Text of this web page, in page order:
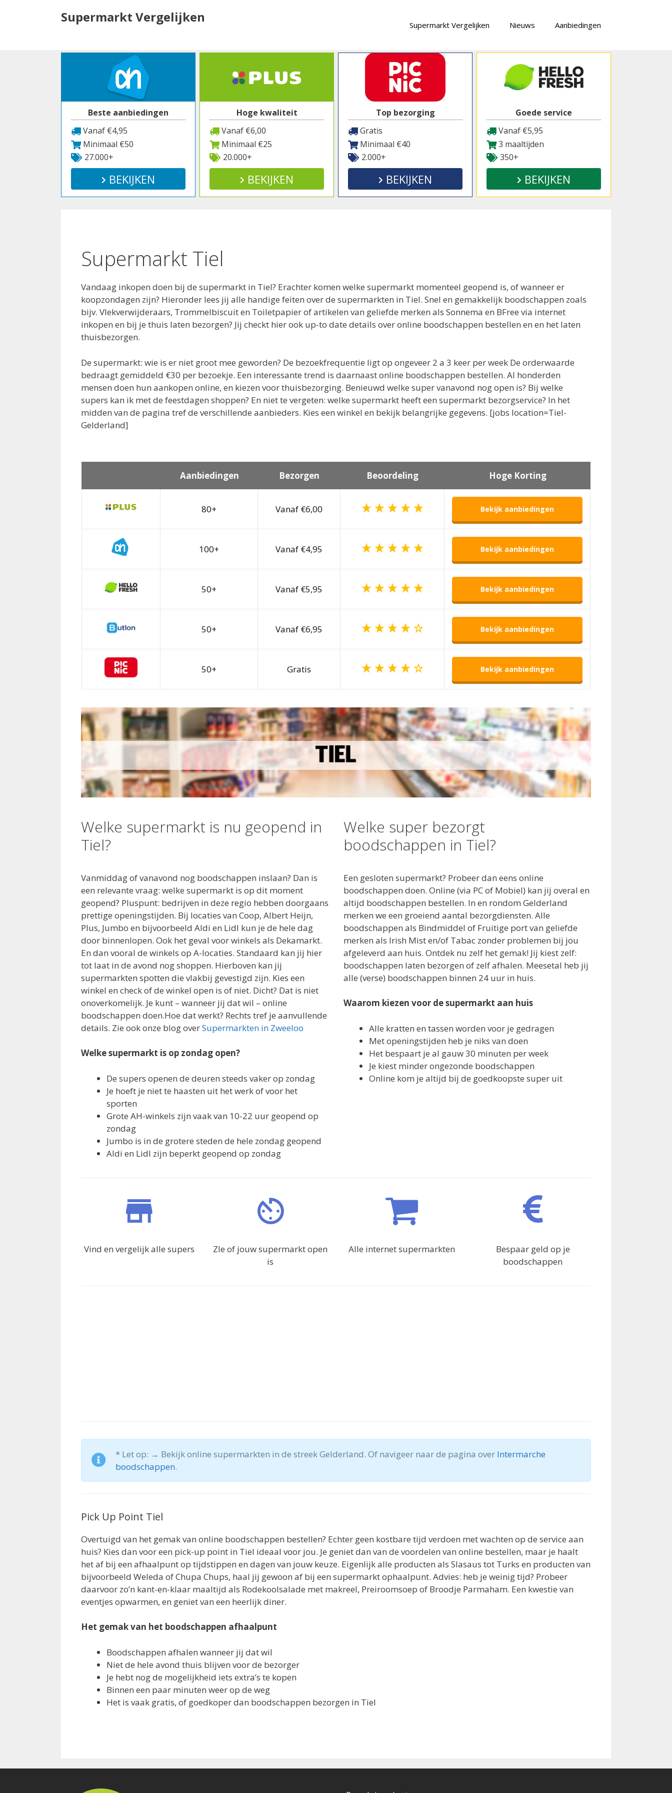
Supermarkt Vergelijken Supermarkt Vergelijken Nieuws Aanbiedingen
Beste aanbiedingen
Vanaf €4,95
Minimaal €50
27.000+
BEKIJKEN
Hoge kwaliteit
Vanaf €6,00
Minimaal €25
20.000+
BEKIJKEN
Top bezorging
Gratis
Minimaal €40
2.000+
BEKIJKEN
Goede service
Vanaf €5,95
3 maaltijden
350+
BEKIJKEN
Supermarkt Tiel
Vandaag inkopen doen bij de supermarkt in Tiel? Erachter komen welke supermarkt momenteel geopend is, of wanneer er
koopzondagen zijn? Hieronder lees jij alle handige feiten over de supermarkten in Tiel. Snel en gemakkelijk boodschappen zoals
bijv. Vlekverwijderaars, Trommelbiscuit en Toiletpapier of artikelen van geliefde merken als Sonnema en BFree via internet
inkopen en bij je thuis laten bezorgen? Jij checkt hier ook up-to date details over online boodschappen bestellen en en het laten
thuisbezorgen.
De supermarkt: wie is er niet groot mee geworden? De bezoekfrequentie ligt op ongeveer 2 a 3 keer per week De orderwaarde
bedraagt gemiddeld €30 per bezoekje. Een interessante trend is daarnaast online boodschappen bestellen. Al honderden
mensen doen hun aankopen online, en kiezen voor thuisbezorging. Benieuwd welke super vanavond nog open is? Bij welke
supers kan ik met de feestdagen shoppen? En niet te vergeten: welke supermarkt heeft een supermarkt bezorgservice? In het
midden van de pagina tref de verschillende aanbieders. Kies een winkel en bekijk belangrijke gegevens. [jobs location=Tiel-
Gelderland]
Aanbiedingen Bezorgen Beoordeling Hoge Korting
80+ Vanaf €6,00 Bekijk aanbiedingen
100+ Vanaf €4,95 Bekijk aanbiedingen
50+ Vanaf €5,95 Bekijk aanbiedingen
50+ Vanaf €6,95 Bekijk aanbiedingen
50+ Gratis Bekijk aanbiedingen
Welke supermarkt is nu geopend in
Tiel?
Vanmiddag of vanavond nog boodschappen inslaan? Dan is
een relevante vraag: welke supermarkt is op dit moment
geopend? Pluspunt: bedrijven in deze regio hebben doorgaans
prettige openingstijden. Bij locaties van Coop, Albert Heijn,
Plus, Jumbo en bijvoorbeeld Aldi en Lidl kun je de hele dag
door binnenlopen. Ook het geval voor winkels als Dekamarkt.
En dan vooral de winkels op A-locaties. Standaard kan jij hier
tot laat in de avond nog shoppen. Hierboven kan jij
supermarkten spotten die vlakbij gevestigd zijn. Kies een
winkel en check of de winkel open is of niet. Dicht? Dat is niet
onoverkomelijk. Je kunt – wanneer jij dat wil – online
boodschappen doen.Hoe dat werkt? Rechts tref je aanvullende
details. Zie ook onze blog overSupermarkten in Zweeloo
Welke supermarkt is op zondag open?
De supers openen de deuren steeds vaker op zondag
Je hoeft je niet te haasten uit het werk of voor het
sporten
Grote AH-winkels zijn vaak van 10-22 uur geopend op
zondag
Jumbo is in de grotere steden de hele zondag geopend
Aldi en Lidl zijn beperkt geopend op zondag
Welke super bezorgt
boodschappen in Tiel?
Een gesloten supermarkt? Probeer dan eens online
boodschappen doen. Online (via PC of Mobiel) kan jij overal en
altijd boodschappen bestellen. In en rondom Gelderland
merken we een groeiend aantal bezorgdiensten. Alle
boodschappen als Bindmiddel of Fruitige port van geliefde
merken als Irish Mist en/of Tabac zonder problemen bij jou
afgeleverd aan huis. Ontdek nu zelf het gemak! Jij kiest zelf:
boodschappen laten bezorgen of zelf afhalen. Meesetal heb jij
alle (verse) boodschappen binnen 24 uur in huis.
Waarom kiezen voor de supermarkt aan huis
Alle kratten en tassen worden voor je gedragen
Met openingstijden heb je niks van doen
Het bespaart je al gauw 30 minuten per week
Je kiest minder ongezonde boodschappen
Online kom je altijd bij de goedkoopste super uit
Vind en vergelijk alle supers
ZIe of jouw supermarkt open
is
Alle internet supermarkten
Bespaar geld op je
boodschappen
* Let op: → Bekijk online supermarkten in de streek Gelderland. Of navigeer naar de pagina over Intermarche
boodschappen.
Pick Up Point Tiel
Overtuigd van het gemak van online boodschappen bestellen? Echter geen kostbare tijd verdoen met wachten op de service aan
huis? Kies dan voor een pick-up point in Tiel ideaal voor jou. Je geniet dan van de voordelen van online bestellen, maar je haalt
het af bij een afhaalpunt op tijdstippen en dagen van jouw keuze. Eigenlijk alle producten als Slasaus tot Turks en producten van
bijvoorbeeld Weleda of Chupa Chups, haal jij gewoon af bij een supermarkt ophaalpunt. Advies: heb je weinig tijd? Probeer
daarvoor zo’n kant-en-klaar maaltijd als Rodekoolsalade met makreel, Preiroomsoep of Broodje Parmaham. Een kwestie van
eventjes opwarmen, en geniet van een heerlijk diner.
Het gemak van het boodschappen afhaalpunt
Boodschappen afhalen wanneer jij dat wil
Niet de hele avond thuis blijven voor de bezorger
Je hebt nog de mogelijkheid iets extra’s te kopen
Binnen een paar minuten weer op de weg
Het is vaak gratis, of goedkoper dan boodschappen bezorgen in Tiel